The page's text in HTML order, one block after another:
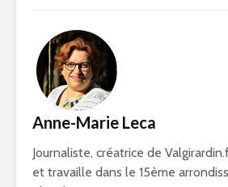
Anne-Marie Leca
Journaliste, créatrice de
et travaille dans le 15ème